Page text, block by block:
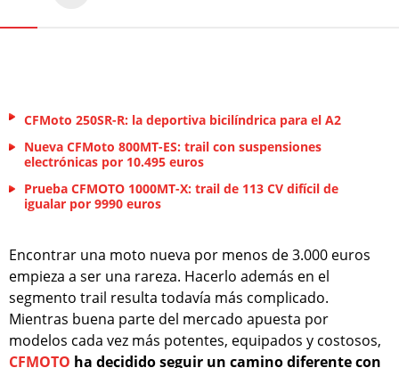
CFMoto 250SR-R: la deportiva bicilíndrica para el A2
Nueva CFMoto 800MT-ES: trail con suspensiones
electrónicas por 10.495 euros
Prueba CFMOTO 1000MT-X: trail de 113 CV difícil de
igualar por 9990 euros
Encontrar una moto nueva por menos de 3.000 euros
empieza a ser una rareza. Hacerlo además en el
segmento trail resulta todavía más complicado.
Mientras buena parte del mercado apuesta por
modelos cada vez más potentes, equipados y costosos,
CFMOTO ha decidido seguir un camino diferente con